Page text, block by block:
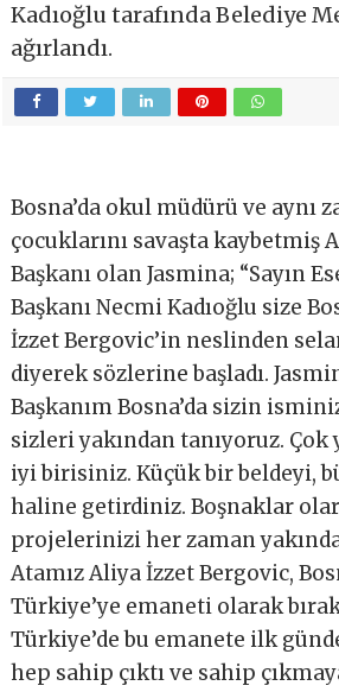
Kadıoğlu tarafında Belediye
ağırlandı.
Bosna’da okul müdürü ve aynı
çocuklarını savaşta kaybetmiş
Başkanı olan Jasmina; “Sayın
Başkanı Necmi Kadıoğlu size
İzzet Bergovic’in neslinden
diyerek sözlerine başladı.
Başkanım Bosna’da sizin
sizleri yakından tanıyoruz. Çok
iyi birisiniz. Küçük bir beldeyi,
haline getirdiniz. Boşnaklar
projelerinizi her zaman
Atamız Aliya İzzet Bergovic,
Türkiye’ye emaneti olarak
Türkiye’de bu emanete ilk
hep sahip çıktı ve sahip